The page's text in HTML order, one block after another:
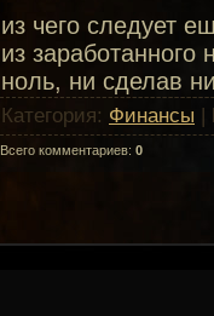
из чего следует
из заработанного
ноль, ни сделав
Категория: Финансы |
Всего комментариев: 0